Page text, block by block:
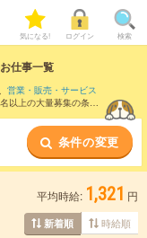
気になる! ログイン 検索
仕事一覧
、 営業・販売・サービス
以上の大量募集の条件
条件の変更
平均時給: 1,321 円
新着順 時給順